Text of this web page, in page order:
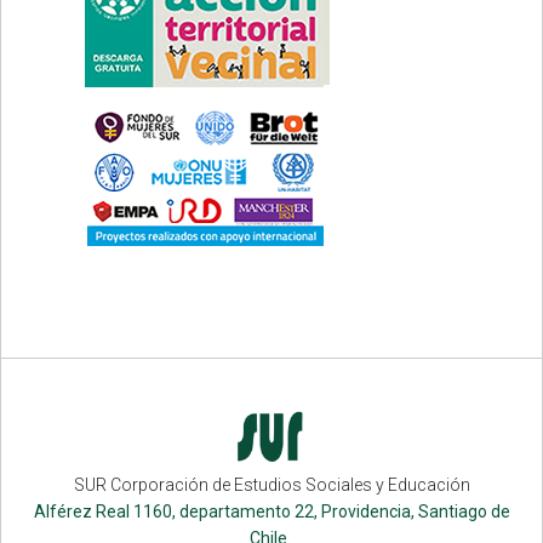
SUR Corporación de Estudios Sociales y Educación
Alférez Real 1160, departamento 22, Providencia, Santiago de
Chile.